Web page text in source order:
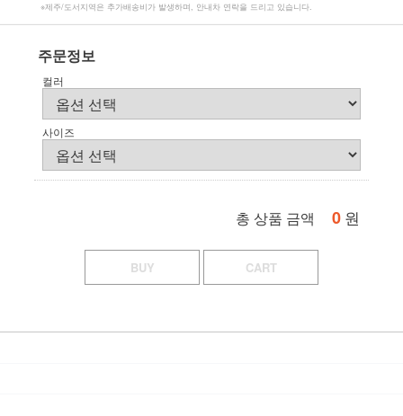
※제주/도서지역은 추가배송비가 발생하며, 안내차 연락을 드리고 있습니다.
주문정보
컬러
사이즈
총 상품 금액 0 원
BUY CART